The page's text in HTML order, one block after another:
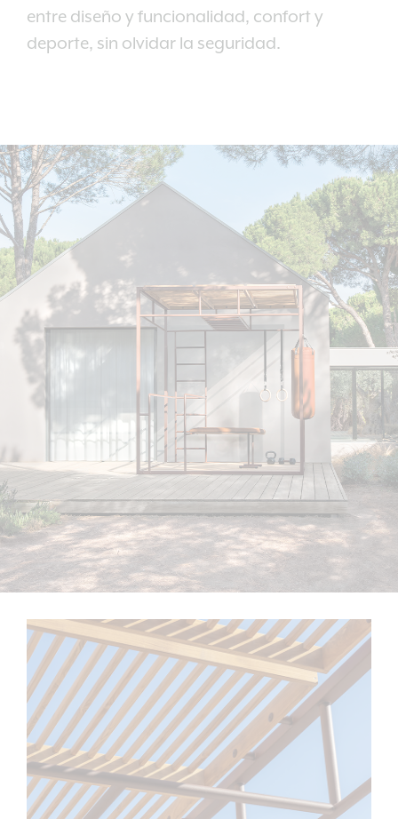
entre diseño y funcionalidad, confort y
deporte, sin olvidar la seguridad.